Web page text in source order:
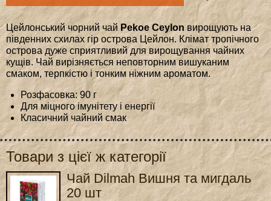
Цейлонський чорний чай Pekoe Ceylon вирощують на
південних схилах гір острова Цейлон. Клімат тропічного
острова дуже сприятливий для вирощування чайних
кущів. Чай вирізняється неповторним вишуканим
смаком, терпкістю і тонким ніжним ароматом.
Розфасовка: 90 г
Для міцного імунітету і енергії
Класичний чайний смак
Товари з цієї ж категорії
Чай Dilmah Вишня та мигдаль
20 шт